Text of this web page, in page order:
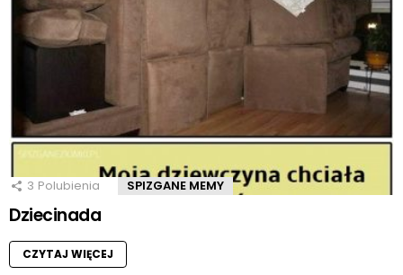
3 Polubienia SPIZGANE MEMY
Dziecinada
CZYTAJ WIĘCEJ